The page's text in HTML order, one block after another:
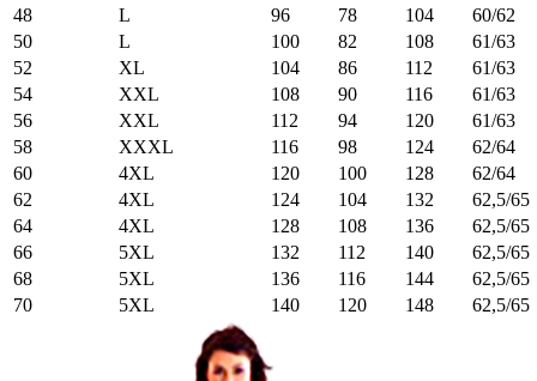
48
L 96 78 104
60/62
50
L 100 82 108
61/63
52
XL 104 86 112
61/63
54
XXL 108 90 116
61/63
56
XXL 112 94 120
61/63
58
XXXL 116 98 124
62/64
60
4XL 120 100 128
62/64
62
4XL 124 104 132
62,5/65
64
4XL 128 108 136
62,5/65
66
5XL 132 112 140
62,5/65
68
5XL 136 116 144
62,5/65
70
5XL 140 120 148 62,5/65